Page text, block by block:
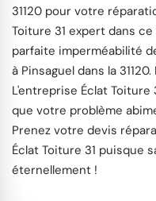
31120 pour votre
Toiture 31 expert dans
parfaite imperméabilité
à Pinsaguel dans la
L'entreprise Éclat Toiture
que votre problème
Prenez votre devis
Éclat Toiture 31 puisque
éternellement !